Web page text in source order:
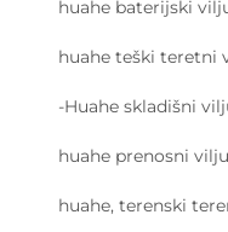
huahe baterijski
huahe teški teretni
-Huahe skladišni
huahe prenosni
huahe, terenski